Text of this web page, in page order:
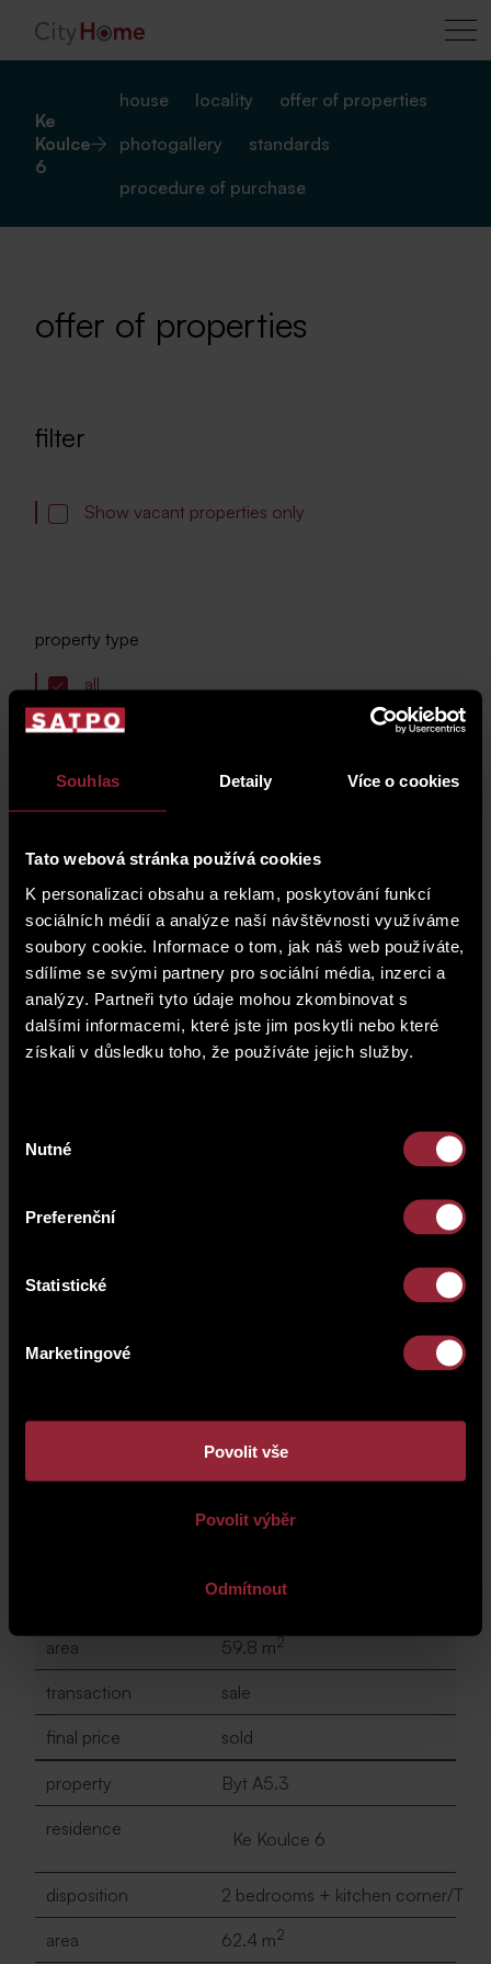
Souhlas Detaily Více o cookies
Tato webová stránka používá cookies
K personalizaci obsahu a reklam, poskytování funkcí
sociálních médií a analýze naší návštěvnosti využíváme
soubory cookie. Informace o tom, jak náš web používáte,
sdílíme se svými partnery pro sociální média, inzerci a
analýzy. Partneři tyto údaje mohou zkombinovat s
dalšími informacemi, které jste jim poskytli nebo které
získali v důsledku toho, že používáte jejich služby.
souhlasu
Nutné
Preferenční
Statistické
Marketingové
Povolit vše
Povolit výběr
Odmítnout
Ke
Koulce
6
house locality
offer of properties
photogallery
standards
procedure of purchase
offer of properties
filter
Show vacant properties only
property type
all
flat
all
2 bedrooms + kitchen corner
locality
all
Prague 5
2 bedrooms + kitchen corner/T
area
sold
2 bedrooms + kitchen corner
area 59.8 m2
transaction sale
final price sold
property Byt A5.3
residence Ke Koulce 6
disposition 2 bedrooms + kitchen corner/T
area 62.4 m2